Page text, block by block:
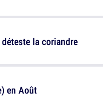
la coriandre
en Août